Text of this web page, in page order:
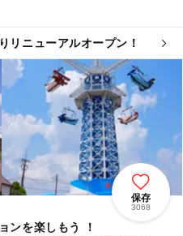
リニューアルオープン！
保存
3068
ンを楽しもう ！